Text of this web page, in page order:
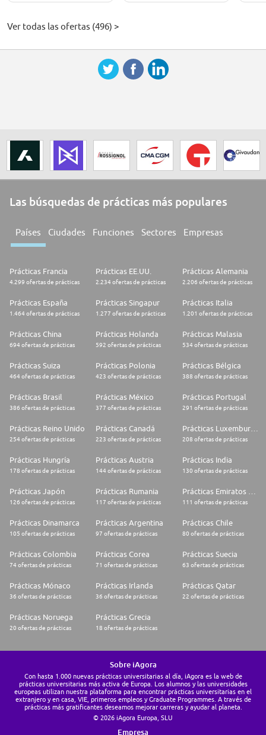
Ver todas las ofertas (496) >
Las búsquedas de prácticas más populares
Países Ciudades Funciones Sectores Empresas
Prácticas Francia
4.299 ofertas de prácticas
Prácticas EE.UU.
2.234 ofertas de prácticas
Prácticas Alemania
2.206 ofertas de prácticas
Prácticas España
1.464 ofertas de prácticas
Prácticas Singapur
1.277 ofertas de prácticas
Prácticas Italia
1.201 ofertas de prácticas
Prácticas China
694 ofertas de prácticas
Prácticas Holanda
592 ofertas de prácticas
Prácticas Malasia
534 ofertas de prácticas
Prácticas Suiza
464 ofertas de prácticas
Prácticas Polonia
423 ofertas de prácticas
Prácticas Bélgica
388 ofertas de prácticas
Prácticas Brasil
386 ofertas de prácticas
Prácticas México
377 ofertas de prácticas
Prácticas Portugal
291 ofertas de prácticas
Prácticas Reino Unido
254 ofertas de prácticas
Prácticas Canadá
223 ofertas de prácticas
Prácticas Luxemburgo
208 ofertas de prácticas
Prácticas Hungría
178 ofertas de prácticas
Prácticas Austria
144 ofertas de prácticas
Prácticas India
130 ofertas de prácticas
Prácticas Japón
126 ofertas de prácticas
Prácticas Rumania
117 ofertas de prácticas 111 ofertas de prácticas
Prácticas Dinamarca
105 ofertas de prácticas
Prácticas Argentina
97 ofertas de prácticas
Prácticas Chile
80 ofertas de prácticas
Prácticas Colombia
74 ofertas de prácticas
Prácticas Corea
71 ofertas de prácticas
Prácticas Suecia
63 ofertas de prácticas
Prácticas Mónaco
36 ofertas de prácticas
Prácticas Irlanda
36 ofertas de prácticas
Prácticas Qatar
22 ofertas de prácticas
Prácticas Noruega
20 ofertas de prácticas
Prácticas Grecia
18 ofertas de prácticas
Sobre iAgora
Con hasta 1.000 nuevas prácticas universitarias al día, iAgora es la web de
prácticas universitarias más activa de Europa. Los alumnos y las universidades
europeas utilizan nuestra plataforma para encontrar prácticas universitarias en el
extranjero y en casa, VIE, primeros empleos y Graduate Programmes. A través de
prácticas más gratificantes deseamos mejorar carreras y ayudar al planeta.
© 2026 iAgora Europa, SLU
Empresa